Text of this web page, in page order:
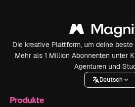
Die kreative Plattform, um deine
Mehr als 1 Million Abonnenten unter
Agenturen und
Deutsch
Produkte